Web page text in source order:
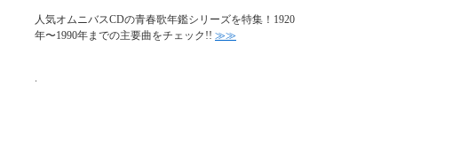
人気オムニバスCDの青春歌年鑑シリーズを特集！1920
年〜1990年までの主要曲をチェック!! ≫≫
.